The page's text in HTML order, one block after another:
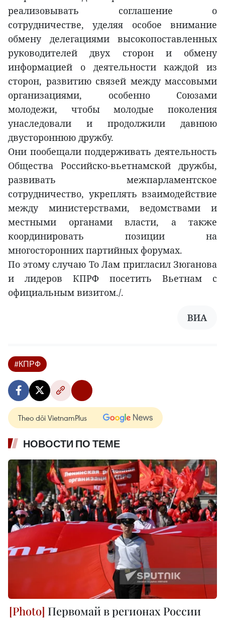
реализовывать соглашение о
сотрудничестве, уделяя особое внимание
обмену делегациями высокопоставленных
руководителей двух сторон и обмену
информацией о деятельности каждой из
сторон, развитию связей между массовыми
организациями, особенно Союзами
молодежи, чтобы молодые поколения
унаследовали и продолжили давнюю
двустороннюю дружбу.
Они пообещали поддерживать деятельность
Общества Российско-вьетнамской дружбы,
развивать межпарламентское
сотрудничество, укреплять взаимодействие
между министерствами, ведомствами и
местными органами власти, а также
координировать позиции на
многосторонних партийных форумах.
По этому случаю То Лам пригласил Зюганова
и лидеров КПРФ посетить Вьетнам с
официальным визитом./.
ВИА
#КПРФ
Theo dõi VietnamPlus
НОВОСТИ ПО ТЕМЕ
Первомай в регионах России